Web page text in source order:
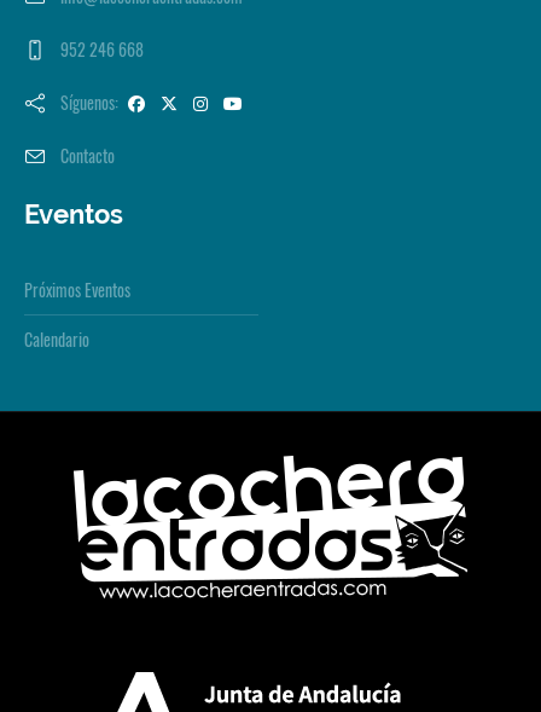
952 246 668
Síguenos:
Contacto
Eventos
Próximos Eventos
Calendario